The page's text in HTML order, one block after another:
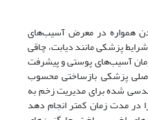
همواره در معرض آسیب‌های
پزشکی مانند دیابت، چاقی
آسیب‌های پوستی و پیشرفت
پزشکی بازساختی محسوب
شده برای مدیریت زخم به
در مدت زمان کمتر انجام دهد